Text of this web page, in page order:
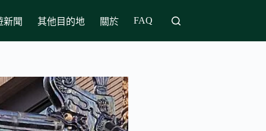
新聞 其他目的地 關於 FAQ